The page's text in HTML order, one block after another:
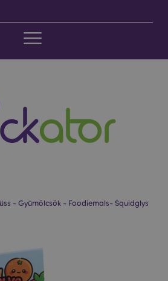
- Gyümölcsök - Foodiemals- Squidglys